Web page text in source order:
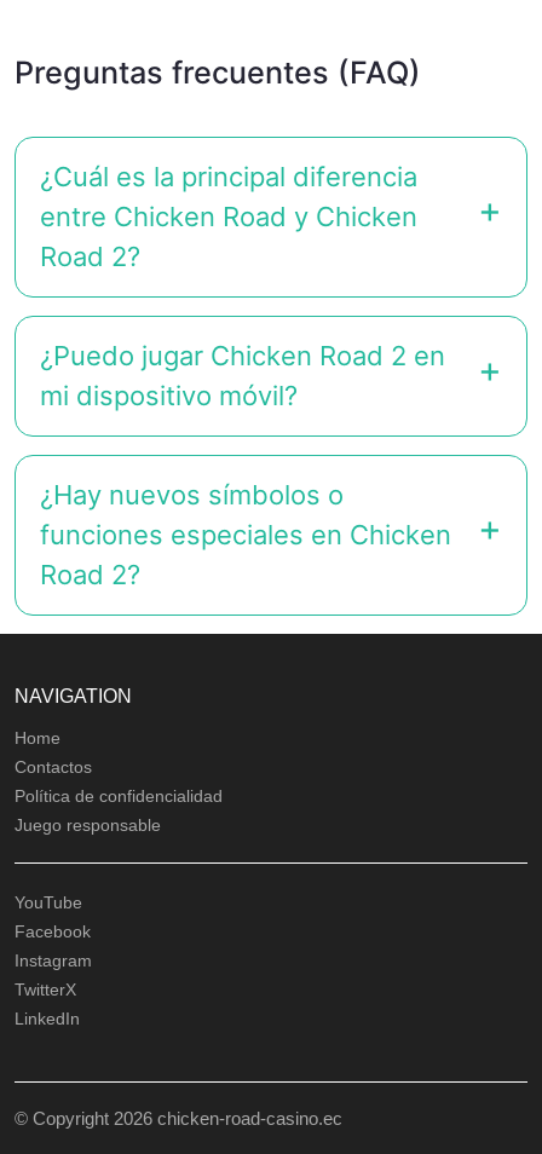
Preguntas frecuentes (FAQ)
¿Cuál es la principal diferencia
entre Chicken Road y Chicken
Road 2?
¿Puedo jugar Chicken Road 2 en
mi dispositivo móvil?
¿Hay nuevos símbolos o
funciones especiales en Chicken
Road 2?
NAVIGATION
Home
Contactos
Política de confidencialidad
Juego responsable
YouTube
Facebook
Instagram
TwitterX
LinkedIn
© Copyright 2026 chicken-road-casino.ec